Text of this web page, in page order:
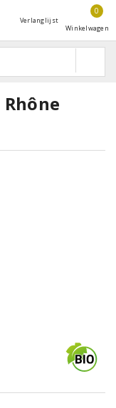
Verlanglijst
0
Winkelwagen